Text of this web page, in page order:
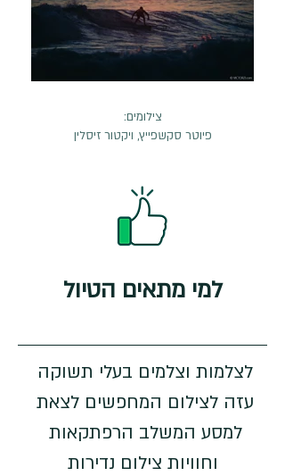
צילומים:
פיוטר סקשפייץ, ויקטור זיסלין
למי מתאים הטיול
לצלמות וצלמים בעלי תשוקה
עזה לצילום המחפשים לצאת
למסע המשלב הרפתקאות
וחוויות צילום נדירות